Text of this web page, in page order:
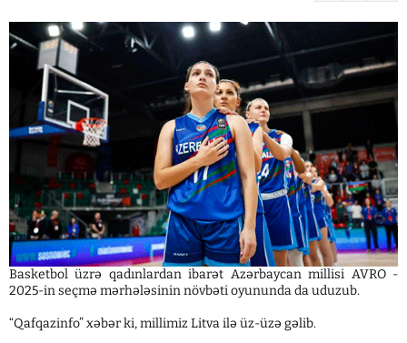
Basketbol üzrə qadınlardan ibarət Azərbaycan millisi AVRO -
2025-in seçmə mərhələsinin növbəti oyununda da uduzub.
“Qafqazinfo” xəbər ki, millimiz Litva ilə üz-üzə gəlib.